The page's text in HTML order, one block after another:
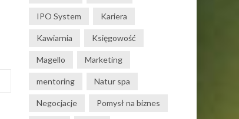
IPO System Kariera
Kawiarnia Księgowość
Magello Marketing
mentoring Natur spa
Negocjacje Pomysł na biznes